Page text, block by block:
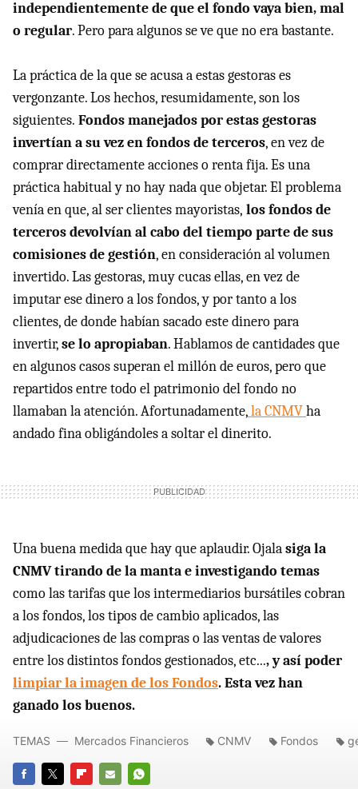
independientemente de que el fondo vaya bien, mal
o regular. Pero para algunos se ve que no era bastante.
La práctica de la que se acusa a estas gestoras es
vergonzante. Los hechos, resumidamente, son los
siguientes. Fondos manejados por estas gestoras
invertían a su vez en fondos de terceros, en vez de
comprar directamente acciones o renta fija. Es una
práctica habitual y no hay nada que objetar. El problema
venía en que, al ser clientes mayoristas, los fondos de
terceros devolvían al cabo del tiempo parte de sus
comisiones de gestión, en consideración al volumen
invertido. Las gestoras, muy cucas ellas, en vez de
imputar ese dinero a los fondos, y por tanto a los
clientes, de donde habían sacado este dinero para
invertir,se lo apropiaban. Hablamos de cantidades que
en algunos casos superan el millón de euros, pero que
repartidos entre todo el patrimonio del fondo no
llamaban la atención. Afortunadamente,la CNMVha
andado fina obligándoles a soltar el dinerito.
Una buena medida que hay que aplaudir. Ojalasiga la
CNMV tirando de la manta e investigando temas
como las tarifas que los intermediarios bursátiles cobran
a los fondos, los tipos de cambio aplicados, las
adjudicaciones de las compras o las ventas de valores
entre los distintos fondos gestionados, etc..., y así poder
limpiar la imagen de los Fondos. Esta vez han
ganado los buenos.
TEMAS Mercados Financieros CNMV Fondos